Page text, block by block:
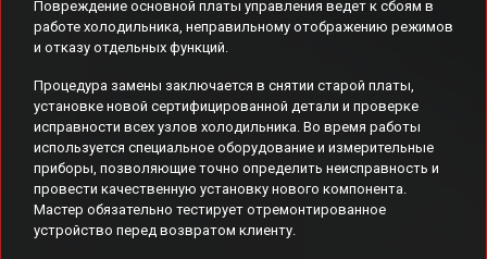
Повреждение основной платы управления ведет к сбоям в
работе холодильника, неправильному отображению режимов
и отказу отдельных функций.
Процедура замены заключается в снятии старой платы,
установке новой сертифицированной детали и проверке
исправности всех узлов холодильника. Во время работы
используется специальное оборудование и измерительные
приборы, позволяющие точно определить неисправность и
провести качественную установку нового компонента.
Мастер обязательно тестирует отремонтированное
устройство перед возвратом клиенту.